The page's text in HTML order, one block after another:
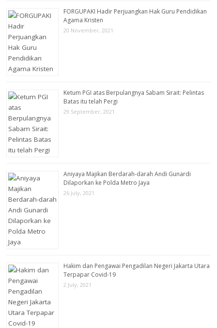
FORGUPAKI Hadir Perjuangkan Hak Guru Pendidikan
Agama Kristen
20 November, 2021
Ketum PGI atas Berpulangnya Sabam Sirait: Pelintas
Batas itu telah Pergi
29 September, 2021
Aniyaya Majikan Berdarah-darah Andi Gunardi
Dilaporkan ke Polda Metro Jaya
26 July, 2021
Hakim dan Pengawai Pengadilan Negeri Jakarta Utara
Terpapar Covid-19
2 July, 2021